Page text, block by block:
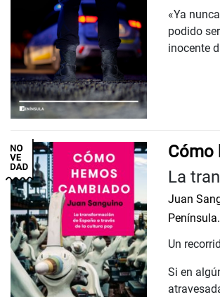
«Ya
podido
inocente
Cómo
La
Juan
Península.
Un
Si en